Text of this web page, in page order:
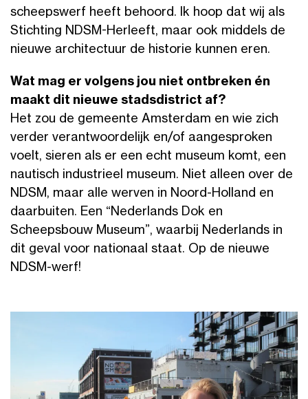
scheepswerf heeft behoord. Ik hoop dat wij als
Stichting NDSM-Herleeft, maar ook middels de
nieuwe architectuur de historie kunnen eren.
Wat mag er volgens jou niet ontbreken én
maakt dit nieuwe stadsdistrict af?
Het zou de gemeente Amsterdam en wie zich
verder verantwoordelijk en/of aangesproken
voelt, sieren als er een echt museum komt, een
nautisch industrieel museum. Niet alleen over de
NDSM, maar alle werven in Noord-Holland en
daarbuiten. Een “Nederlands Dok en
Scheepsbouw Museum”, waarbij Nederlands in
dit geval voor nationaal staat. Op de nieuwe
NDSM-werf!